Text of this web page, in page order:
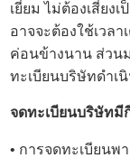
เยี่ยม ไม่ต้องเสี่ยง
อาจจะต้องใช้เวลา
ค่อนข้างนาน ส่วน
ทะเบียนบริษัทดำเ
จดทะเบียนบริษัทมี
• การจดทะเบียน